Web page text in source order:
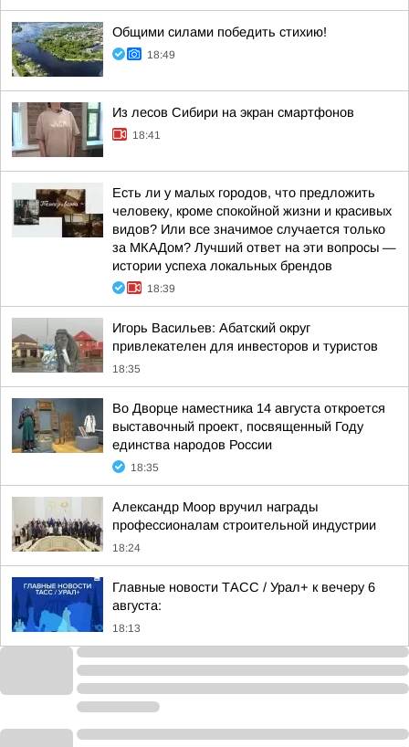
Общими силами победить стихию!
18:49
Из лесов Сибири на экран смартфонов
18:41
Есть ли у малых городов, что предложить
человеку, кроме спокойной жизни и красивых
видов? Или все значимое случается только
за МКАДом? Лучший ответ на эти вопросы —
истории успеха локальных брендов
18:39
Игорь Васильев: Абатский округ
привлекателен для инвесторов и туристов
18:35
Во Дворце наместника 14 августа откроется
выставочный проект, посвященный Году
единства народов России
18:35
Александр Моор вручил награды
профессионалам строительной индустрии
18:24
Главные новости ТАСС / Урал+ к вечеру 6
августа:
18:13